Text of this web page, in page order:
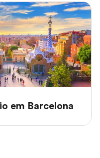
em Barcelona